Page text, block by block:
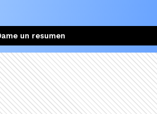
un resumen